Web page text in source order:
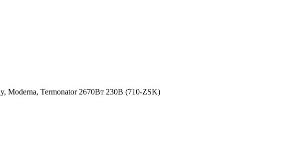
Moderna, Termonator 2670Вт 230В (710-ZSK)